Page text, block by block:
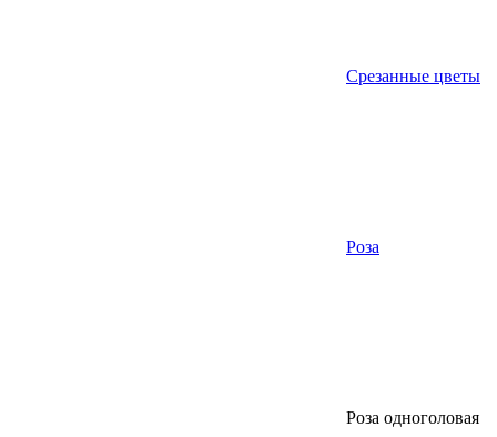
Срезанные цветы
Роза
Роза одноголовая